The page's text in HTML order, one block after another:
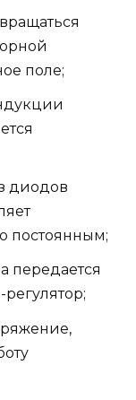
поле;
диодов
постоянным;
передается